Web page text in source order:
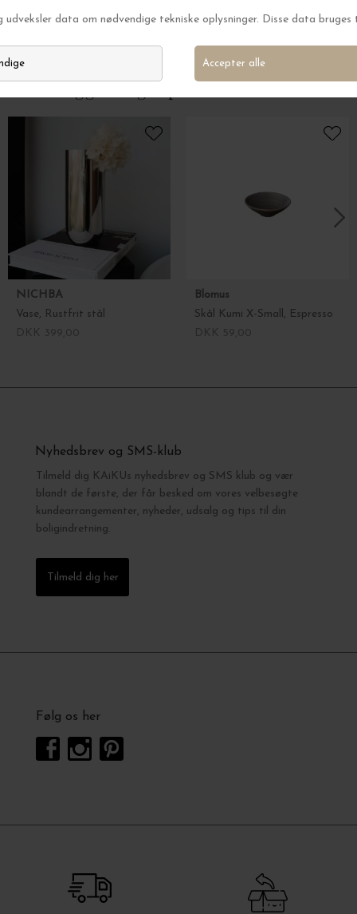
Vase Blomst
Espresso kop
Andre kiggede også på
NICHBA
Vase, Rustfrit stål
Blomus
Skål Kumi X-Small, Espresso
Nyhedsbrev og SMS-klub
Tilmeld dig KAiKUs nyhedsbrev og SMS klub og vær
blandt de første, der får besked om vores velbesøgte
kundearrangementer, nyheder, udsalg og tips til din
boligindretning.
Tilmeld dig her
Følg os her